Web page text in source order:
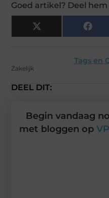
Goed artikel? Deel
X
(Twitter)
Tags en
Zakelijk
DEEL DIT:
Begin vandaag
met bloggen op